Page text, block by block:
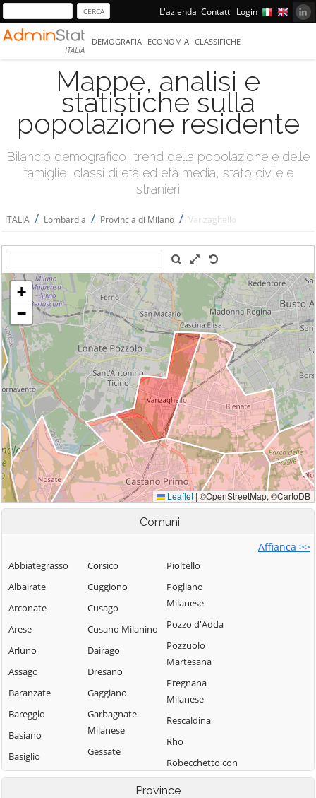
L'azienda Contatti Login
ITALIA
DEMOGRAFIA ECONOMIA CLASSIFICHE
Mappe, analisi e
statistiche sulla
popolazione residente
Bilancio demografico, trend della popolazione e delle
famiglie, classi di età ed età media, stato civile e
stranieri
ITALIA / Lombardia / Provincia di Milano / Vanzaghello
Comuni
Affianca >>
Abbiategrasso
Albairate
Arconate
Arese
Arluno
Assago
Baranzate
Bareggio
Basiano
Basiglio
Bellinzago
Corsico
Cuggiono
Cusago
Cusano Milanino
Dairago
Dresano
Gaggiano
Garbagnate
Milanese
Gessate
Gorgonzola
Pioltello
Pogliano
Milanese
Pozzo d'Adda
Pozzuolo
Martesana
Pregnana
Milanese
Rescaldina
Rho
Robecchetto con
Induno
Province